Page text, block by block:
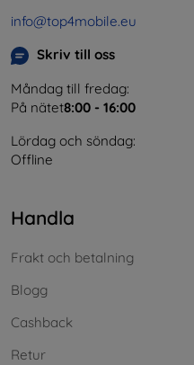
info@top4mobile.eu
Skriv till oss
Måndag till fredag:
På nätet8:00 - 16:00
Lördag och söndag:
Offline
Handla
Frakt och betalning
Blogg
Cashback
Retur